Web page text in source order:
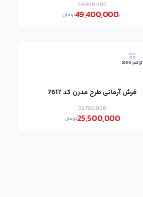
59,900,000
از49,400,000تومان
تراکم 2100
فرش آرمانی طرح مدرن کد 7617
32,700,000
25,500,000تومان